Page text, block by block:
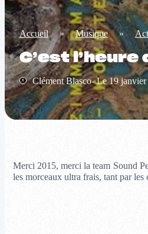
Accueil » Musique »
C’est
Clément Blasco- Le 19
Merci 2015, merci la team Sound
les morceaux ultra frais, tant par